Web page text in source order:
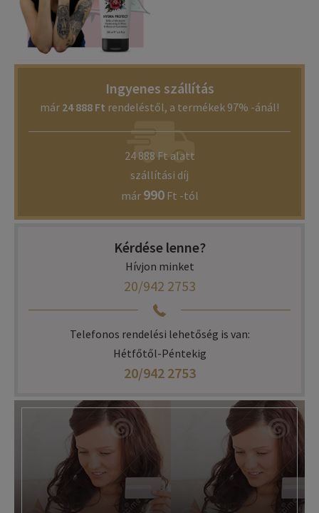
Ingyenes szállítás
már 24 888 Ft rendeléstől, a termékek 97% -ánál!
24 888 Ft alatt
szállítási díj
már 990Ft -tól
Kérdése lenne?
Hívjon minket
20/942 2753
Telefonos rendelési lehetőség is van:
Hétfőtől-Péntekig
20/942 2753